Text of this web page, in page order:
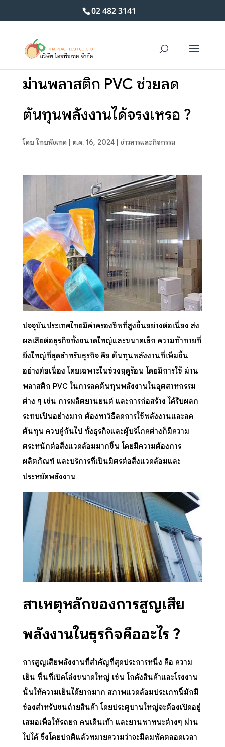
02 482 3141
ม่านพลาสติก PVC ช่วยลด
ต้นทุนพลังงานได้จริงเหรอ ?
โดย ไทยพีชเทค | ต.ค. 16, 2024| ข่าวสารและกิจกรรม
ปัจจุบันประเทศไทยมีค่าครองชีพที่สูงขึ้นอย่างต่อเนื่อง ส่ง
ผลเสียต่อธุรกิจทั้งขนาดใหญ่และขนาดเล็ก ความท้าทายที่
ยิ่งใหญ่ที่สุดสำหรับธุรกิจ คือ ต้นทุนพลังงานที่เพิ่มขึ้น
อย่างต่อเนื่อง โดยเฉพาะในช่วงฤดูร้อน โดยมีการใช้ ม่าน
พลาสติก PVCในการลดต้นทุนพลังงานในอุตสาหกรรม
ต่าง ๆ เช่น การผลิตยานยนต์ และการก่อสร้าง ได้รับผลก
ระทบเป็นอย่างมาก ต้องหาวิธีลดการใช้พลังงานและลด
ต้นทุน ควบคู่กันไป ทั้งธุรกิจและผู้บริโภคต่างก็มีความ
ตระหนักต่อสิ่งแวดล้อมมากขึ้น โดยมีความต้องการ
ผลิตภัณฑ์ และบริการที่เป็นมิตรต่อสิ่งแวดล้อมและ
ประหยัดพลังงาน
สาเหตุหลักของการสูญเสีย
พลังงานในธุรกิจคืออะไร ?
การสูญเสียพลังงานที่สำคัญที่สุดประการหนึ่ง คือ ความ
เย็น พื้นที่เปิดโล่งขนาดใหญ่ เช่น โกดังสินค้าและโรงงาน
นั้นให้ความเย็นได้ยากมาก สภาพแวดล้อมประเภทนี้มักมี
ช่องสำหรับขนถ่ายสินค้า โดยประตูบานใหญ่จะต้องเปิดอยู่
เสมอเพื่อให้รถยก คนเดินเท้า และยานพาหนะต่างๆ ผ่าน
ไปได้ ซึ่งโดยปกติแล้วหมายความว่าจะมีลมพัดตลอดเวลา